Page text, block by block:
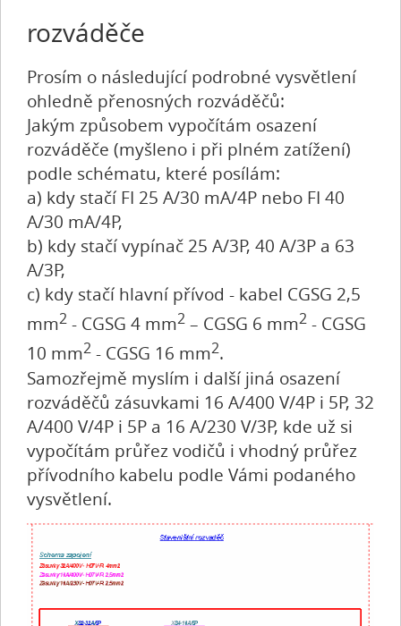
rozváděče
Prosím o následující podrobné vysvětlení
ohledně přenosných rozváděčů:
Jakým způsobem vypočítám osazení
rozváděče (myšleno i při plném zatížení)
podle schématu, které posílám:
a) kdy stačí FI 25 A/30 mA/4P nebo FI 40
A/30 mA/4P,
b) kdy stačí vypínač 25 A/3P, 40 A/3P a 63
A/3P,
c) kdy stačí hlavní přívod - kabel CGSG 2,5
mm2- CGSG 4 mm2– CGSG 6 mm2- CGSG
10 mm2- CGSG 16 mm2.
Samozřejmě myslím i další jiná osazení
rozváděčů zásuvkami 16 A/400 V/4P i 5P, 32
A/400 V/4P i 5P a 16 A/230 V/3P, kde už si
vypočítám průřez vodičů i vhodný průřez
přívodního kabelu podle Vámi podaného
vysvětlení.